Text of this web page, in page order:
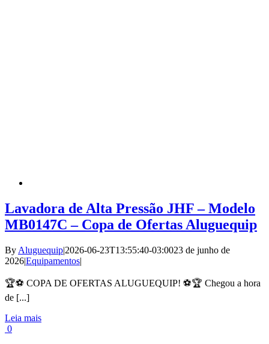
Lavadora de Alta Pressão JHF – Modelo
MB0147C – Copa de Ofertas Aluguequip
By Aluguequip|2026-06-23T13:55:40-03:0023 de junho de
2026|Equipamentos|
🏆⚽ COPA DE OFERTAS ALUGUEQUIP! ⚽🏆 Chegou a hora
de [...]
Leia mais
0